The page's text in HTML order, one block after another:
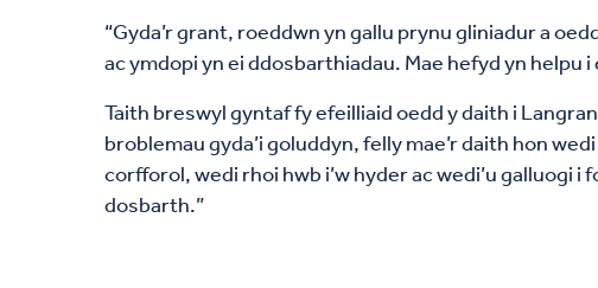
“Gyda’r grant, roeddwn yn gallu prynu gliniadur a
ac ymdopi yn ei ddosbarthiadau. Mae hefyd yn helpu
Taith breswyl gyntaf fy efeilliaid oedd y daith i
broblemau gyda’i goluddyn, felly mae’r daith hon
corfforol, wedi rhoi hwb i’w hyder ac wedi’u galluogi
dosbarth.”